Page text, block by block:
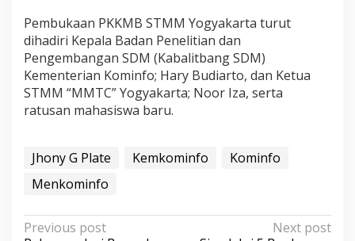
Pembukaan PKKMB STMM Yogyakarta turut
dihadiri Kepala Badan Penelitian dan
Pengembangan SDM (Kabalitbang SDM)
Kementerian Kominfo; Hary Budiarto, dan Ketua
STMM “MMTC” Yogyakarta; Noor Iza, serta
ratusan mahasiswa baru.
Jhony G Plate Kemkominfo
Kominfo
Menkominfo
P
Previous post
Next post